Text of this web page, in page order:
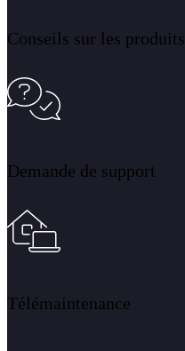
Conseils sur les produits
Demande de support
Télémaintenance